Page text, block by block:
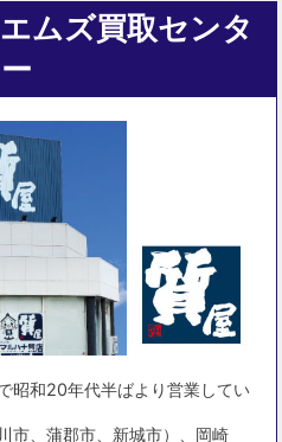
ムズ買取センタ
ー
昭和20年代半ばより営業してい
市、蒲郡市、新城市）、岡崎